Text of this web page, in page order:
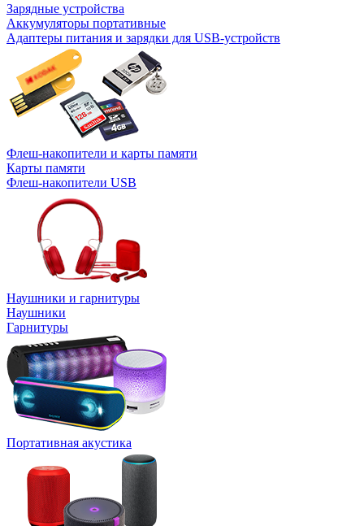
Зарядные устройства
Аккумуляторы портативные
Адаптеры питания и зарядки для USB-устройств
Флеш-накопители и карты памяти
Карты памяти
Флеш-накопители USB
Наушники и гарнитуры
Наушники
Гарнитуры
Портативная акустика